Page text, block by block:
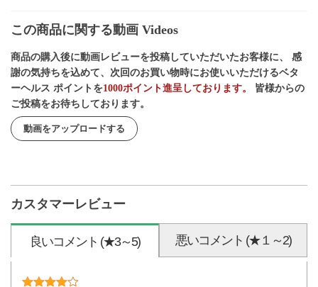
この商品に関する動画 Videos
商品の購入後に動画レビューを投稿していただいたお客様に、 感
謝の気持ちを込めて、次回のお買い物時にお使いいただけるベタ
ーヘルス ポイントを1000ポイント進呈しております。
皆様からの
ご投稿をお待ちしております。
動画をアップロードする
カスタマーレビュー
良いコメント (★3～5) 悪いコメント (★１～2)